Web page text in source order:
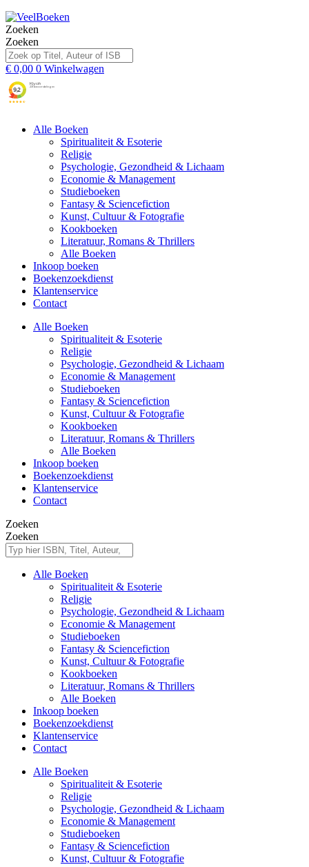
Zoeken
Zoeken
€ 0,00 0 Winkelwagen
Alle Boeken
Spiritualiteit & Esoterie
Religie
Psychologie, Gezondheid & Lichaam
Economie & Management
Studieboeken
Fantasy & Sciencefiction
Kunst, Cultuur & Fotografie
Kookboeken
Literatuur, Romans & Thrillers
Alle Boeken
Inkoop boeken
Boekenzoekdienst
Klantenservice
Contact
Alle Boeken
Spiritualiteit & Esoterie
Religie
Psychologie, Gezondheid & Lichaam
Economie & Management
Studieboeken
Fantasy & Sciencefiction
Kunst, Cultuur & Fotografie
Kookboeken
Literatuur, Romans & Thrillers
Alle Boeken
Inkoop boeken
Boekenzoekdienst
Klantenservice
Contact
Zoeken
Zoeken
Alle Boeken
Spiritualiteit & Esoterie
Religie
Psychologie, Gezondheid & Lichaam
Economie & Management
Studieboeken
Fantasy & Sciencefiction
Kunst, Cultuur & Fotografie
Kookboeken
Literatuur, Romans & Thrillers
Alle Boeken
Inkoop boeken
Boekenzoekdienst
Klantenservice
Contact
Alle Boeken
Spiritualiteit & Esoterie
Religie
Psychologie, Gezondheid & Lichaam
Economie & Management
Studieboeken
Fantasy & Sciencefiction
Kunst, Cultuur & Fotografie